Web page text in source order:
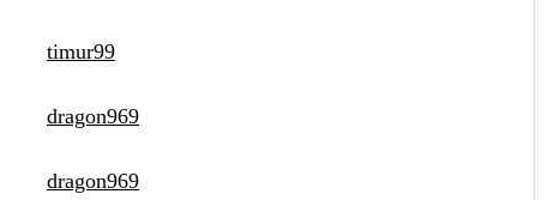
timur99
dragon969
dragon969